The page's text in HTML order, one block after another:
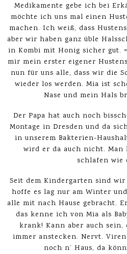
Medikamente gebe ich bei
möchte ich uns mal einen
machen. Ich weiß, dass
aber wir haben ganz üble
in Kombi mit Honig sicher gut.
mir mein erster eigener
nun für uns alle, dass wir die
wieder los werden. Mia ist
Nase und mein Hals
Der Papa hat auch noch
Montage in Dresden und da
in unserem Bakterien-
wird er da auch nicht. Man
schlafen wie
Seit dem Kindergarten sind
hoffe es lag nur am Winter
alle mit nach Hause gebracht.
das kenne ich von Mia als
krank! Kann aber auch sein,
immer anstecken. Nervt. Viren
noch n‘ Haus, da